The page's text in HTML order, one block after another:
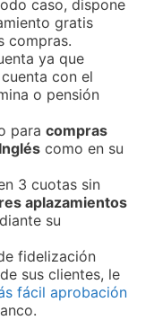
caso, dispone
gratis
compras.
ya que
con el
o pensión
para compras
como en su
3 cuotas sin
aplazamientos
su
fidelización
sus clientes, le
fácil aprobación